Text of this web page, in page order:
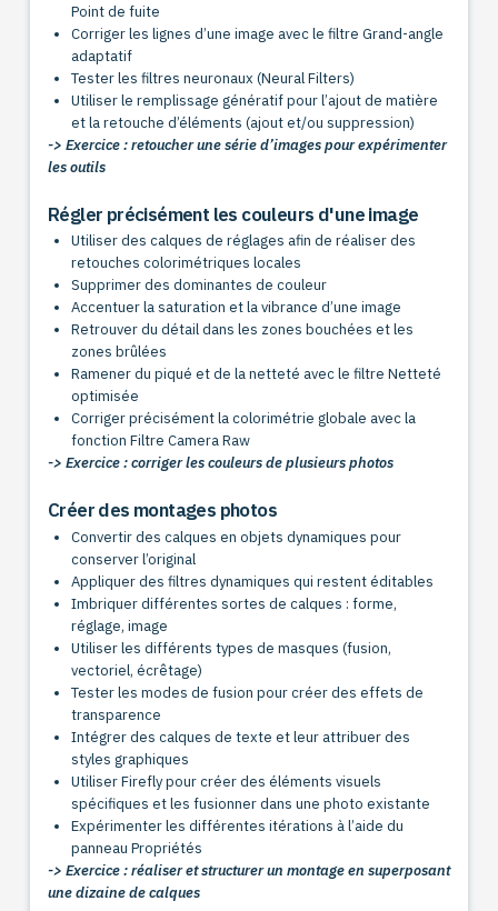
Point de fuite
Corriger les lignes d’une image avec le filtre Grand-angle
adaptatif
Tester les filtres neuronaux (Neural Filters)
Utiliser le remplissage génératif pour l’ajout de matière
et la retouche d’éléments (ajout et/ou suppression)
-> Exercice : retoucher une série d’images pour expérimenter
les outils
Régler précisément les couleurs d'une image
Utiliser des calques de réglages afin de réaliser des
retouches colorimétriques locales
Supprimer des dominantes de couleur
Accentuer la saturation et la vibrance d’une image
Retrouver du détail dans les zones bouchées et les
zones brûlées
Ramener du piqué et de la netteté avec le filtre Netteté
optimisée
Corriger précisément la colorimétrie globale avec la
fonction Filtre Camera Raw
-> Exercice : corriger les couleurs de plusieurs photos
Créer des montages photos
Convertir des calques en objets dynamiques pour
conserver l’original
Appliquer des filtres dynamiques qui restent éditables
Imbriquer différentes sortes de calques : forme,
réglage, image
Utiliser les différents types de masques (fusion,
vectoriel, écrêtage)
Tester les modes de fusion pour créer des effets de
transparence
Intégrer des calques de texte et leur attribuer des
styles graphiques
Utiliser Firefly pour créer des éléments visuels
spécifiques et les fusionner dans une photo existante
Expérimenter les différentes itérations à l’aide du
panneau Propriétés
-> Exercice : réaliser et structurer un montage en superposant
une dizaine de calques